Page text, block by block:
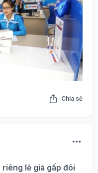
Chia sẻ
lẻ giá gấp đôi